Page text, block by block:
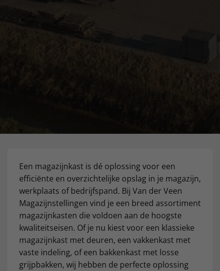
Een magazijnkast is dé oplossing voor een
efficiënte en overzichtelijke opslag in je magazijn,
werkplaats of bedrijfspand. Bij Van der Veen
Magazijnstellingen vind je een breed assortiment
magazijnkasten die voldoen aan de hoogste
kwaliteitseisen. Of je nu kiest voor een klassieke
magazijnkast met deuren, een vakkenkast met
vaste indeling, of een bakkenkast met losse
grijpbakken, wij hebben de perfecte oplossing